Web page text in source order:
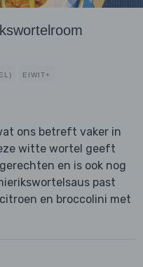
EIWIT+
ons betreft vaker in
witte wortel geeft
en is ook nog
past
en broccolini met